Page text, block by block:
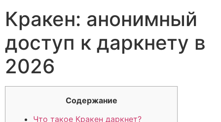
Кракен: анонимный
доступ к даркнету в
2026
Содержание
Что такое Кракен даркнет?